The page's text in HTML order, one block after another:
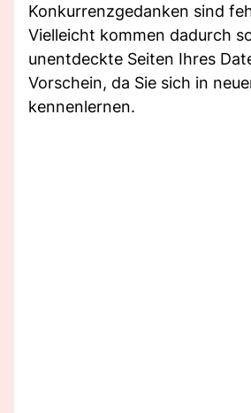
Konkurrenzgedanken sind
Vielleicht kommen dadurch
unentdeckte Seiten Ihres
Vorschein, da Sie sich in
kennenlernen.